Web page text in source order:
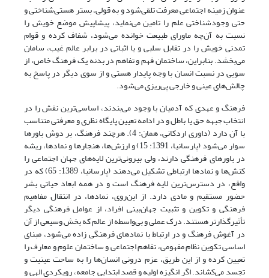
عنوان زمینه اجتماعی معرفت تلقی‌شود و به قولی، بستر هستی‌شناختی و
حتی وجود‌شناختی علم را تامین می‌نماید، پیشاپیش موضع خویش را
نسبت به آن‌چه ماورای طبیعت خوانده می‌شود، شفاف کرده و قوام
تمدنی خویش را در تقابل سلبی و یا اثباتی در برابر عالم غیب، سامان
می‌بخشد. بنابراین، ساختمان فهم و تفاهم در بدنه یک فرهنگ خاص، از
سویی در نسبت انسان با وجه پایدار هستی و از سوی دیگر در پاسخ به
چالش‌های عینی و خارجی پی‌ریزی می‌شود.
فرهنگ و عهدی که آدمیان با وجود می‌بندند، اساسی‌ترین نقش را در
انتخاب جبهه حق یا باطل و در ادامه تعیین پایگاه نظری و معرفتی متناسب
با آن دارد (داوری اردکانی، همان: 4). هرچند فرهنگ، بر دوش باورها
سوار می‌شود (پارسانیا، 1391: 15) و ارزش‌ها، هنجارها و نمادها، ریشه‌
در باورهای فرهنگی دارند، ولی بیرونی‌ترین لایه‌های جهان اجتماعی را
کنش‌ها و نمادها ارتباطی تشکیل می‌دهند (پارسانیا، 1389: 65) که در
واقع، در دسترس‌ترین لایه فرهنگ است و در همه ابعاد حیاتی بشر
حضور مستقیم و مادی دارد. از این‌روی، نمادها، در انتقال مفاهیم
فرهنگی و تکوین و تثبیت جهان‌بینی افراد، از عوامل فرهنگی دیگر
تأثیرگذارتر هستند. درک عملی و بی‌واسطه از عالم که بخش وسیعی از آن
در آغوش فرهنگ و در ارتباط با نمادهای فرهنگی زاده می‌شود، مبنای
اساسی تکوین نظام مفهومی، تفاهم اجتماعی و ساختمان علوم و معارف را
تعیین کرده و از این‌ طریق، عزم درونی انسان‌ها را به ساحت عینیت و
تجسد می‌کشاند. اگر انگیزه اولیه و قصد ابتدایی جامعه، رویکردی الهی و